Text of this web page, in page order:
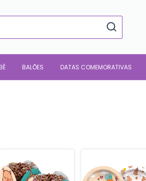
BALÕES DATAS COMEMORATIVAS